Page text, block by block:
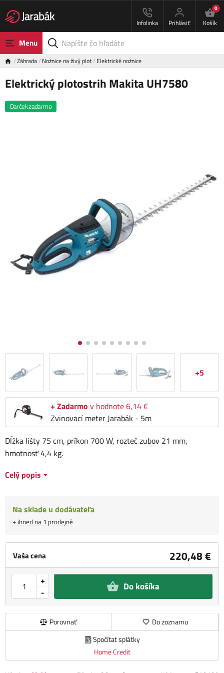
Infolinka Prihlásiť
0
Košík
Menu
Záhrada Nožnice na živý plot Elektrické nožnice
Elektrický plotostrih Makita UH7580
Darček zadarmo
+5
+ Zadarmo v hodnote 6,14 €
Zvinovací meter Jarabák - 5m
Vaša cena 220,48 €
-
+ Do košíka
Porovnať
Do zoznamu
Spočítat splátky
Home Credit
Dĺžka lišty 75 cm, príkon 700 W, rozteč zubov 21 mm,
hmotnosť 4,4 kg.
Celý popis
Na sklade u dodávateľa
+ ihned na 1 prodejně